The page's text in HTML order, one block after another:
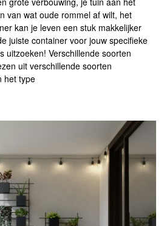
van wat oude rommel af wilt, het
kan je leven een stuk makkelijker
juiste container voor jouw specifieke
uitzoeken! Verschillende soorten
uit verschillende soorten
het type